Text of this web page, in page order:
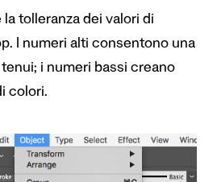
tolleranza dei valori di
I numeri alti consentono una
i numeri bassi creano
colori.